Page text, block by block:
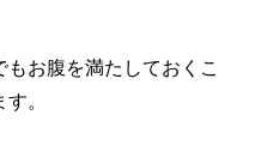
お腹を満たしておくこ
。